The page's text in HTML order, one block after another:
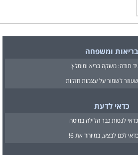
בריאות ומשפחה
תודה: משקה בריא ומומלץ!
שעוזר לשמור על עצמות חזקות
כדאי לדעת